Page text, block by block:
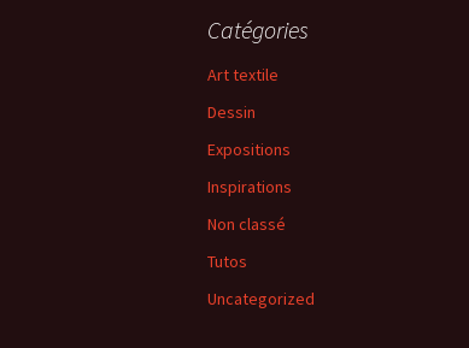
Catégories
Art textile
Dessin
Expositions
Inspirations
Non classé
Tutos
Uncategorized